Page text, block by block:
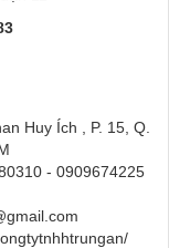
Huy Ích , P. 15, Q.
- 0909674225